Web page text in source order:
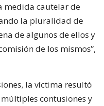
medida cautelar de
la pluralidad de
de algunos de ellos y
de los mismos”,
la víctima resultó
contusiones y